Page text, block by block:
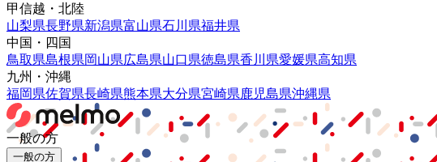
甲信越・北陸
山梨県長野県新潟県富山県石川県福井県
中国・四国
鳥取県島根県岡山県広島県山口県徳島県香川県愛媛県高知県
九州・沖縄
福岡県佐賀県長崎県熊本県大分県宮崎県鹿児島県沖縄県
一般の方
一般の方